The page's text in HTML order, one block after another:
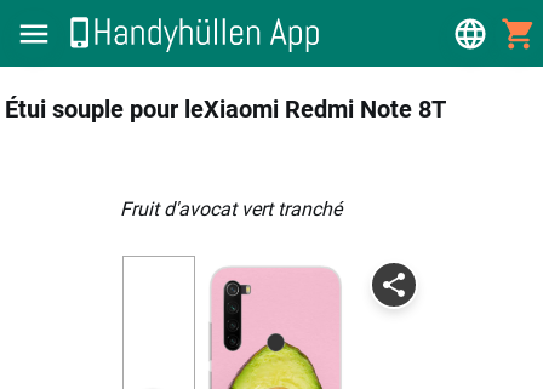
Étui souple pour leXiaomi Redmi Note 8T
fruit d'avocat vert tranché